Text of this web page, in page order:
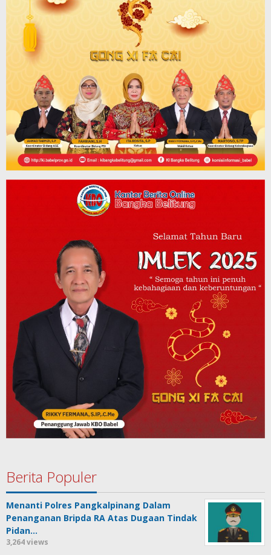
Berita Populer
Menanti Polres Pangkalpinang Dalam
Penanganan Bripda RA Atas Dugaan Tindak
Pidan…
3,264 views